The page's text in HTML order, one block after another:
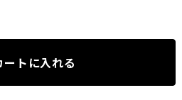
ートに入れる